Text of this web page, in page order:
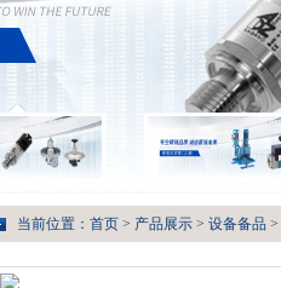
当前位置： 首页 > 产品展示 > 设备备品 >